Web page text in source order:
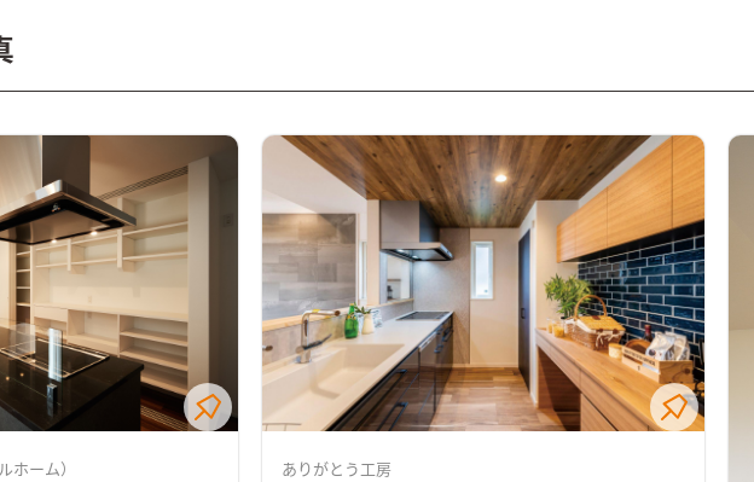
ホーム） ありがとう工房